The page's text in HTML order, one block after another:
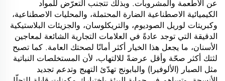
عن الأطعمة والمشروبات. وبذلك تتجنب التعرّض للمواد
الكيميائية الاصطناعية الضارة المحتملة، والمحليات الاصطناعية،
وكبريتات لوريل الصوديوم، والتريكلوسان، والجزيئات البلاستيكية
الدقيقة التي توجد عادةً في العلامات التجارية الشائعة لمعاجين
الأسنان، ما يجعل هذا الخيار أكثر أمانًا لصحتك العامة. كما تصبح
لثتك أكثر صحّة وأقل عرضةً للالتهاب، لأن المستخلصات النباتية
مثل الصبار (الألوفيرا) والبابونج تهدّئ التهيج وتدعم تجديد